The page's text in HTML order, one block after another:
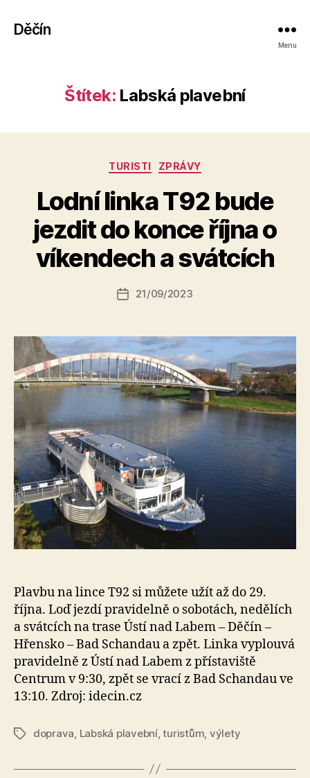
Děčín
Menu
Štítek: Labská plavební
Rubriky
TURISTI ZPRÁVY
Lodní linka T92 bude
jezdit do konce října o
víkendech a svátcích
Autor
příspěvku
u
o
a
s
o
Datum
21/09/2023
Plavbu na lince T92 si můžete užít až do 29.
října. Loď jezdí pravidelně o sobotách, nedělích
a svátcích na trase Ústí nad Labem – Děčín –
Hřensko – Bad Schandau a zpět. Linka vyplouvá
pravidelně z Ústí nad Labem z přístaviště
Centrum v 9:30, zpět se vrací z Bad Schandau ve
13:10. Zdroj: idecin.cz
Štítkydoprava Labská plavební,turistům výlety